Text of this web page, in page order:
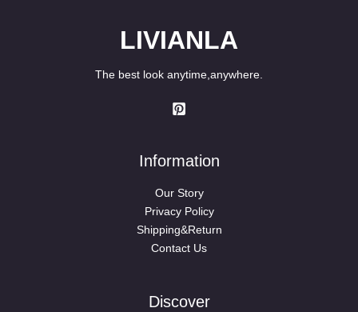
LIVIANLA
The best look anytime,anywhere.
Information
Our Story
Privacy Policy
Shipping&Return
Contact Us
Discover